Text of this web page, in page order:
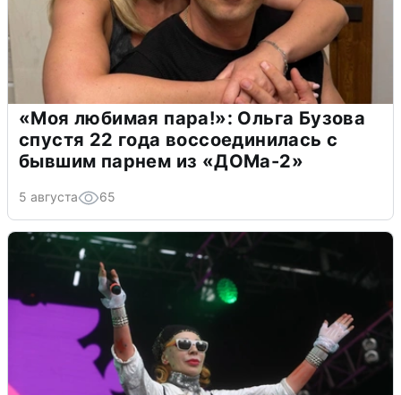
«Моя любимая пара!»: Ольга Бузова
спустя 22 года воссоединилась с
бывшим парнем из «ДОМа-2»
5 августа 65